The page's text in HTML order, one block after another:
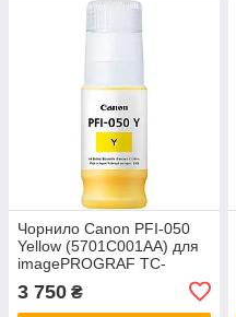
Чорнило Canon PFI-050
Yellow (5701C001AA) для
imagePROGRAF TC-
20/TC-20M/TC-21/TC-21M
3 750 ₴